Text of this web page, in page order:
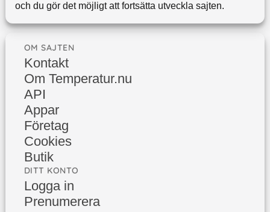
och du gör det möjligt att fortsätta utveckla sajten.
OM SAJTEN
Kontakt
Om Temperatur.nu
API
Appar
Företag
Cookies
Butik
DITT KONTO
Logga in
Prenumerera